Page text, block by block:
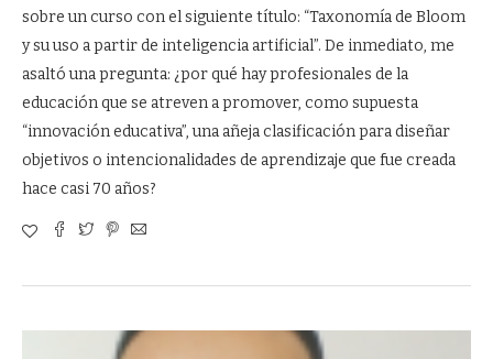
sobre un curso con el siguiente título: “Taxonomía de Bloom
y su uso a partir de inteligencia artificial”. De inmediato, me
asaltó una pregunta: ¿por qué hay profesionales de la
educación que se atreven a promover, como supuesta
“innovación educativa”, una añeja clasificación para diseñar
objetivos o intencionalidades de aprendizaje que fue creada
hace casi 70 años?